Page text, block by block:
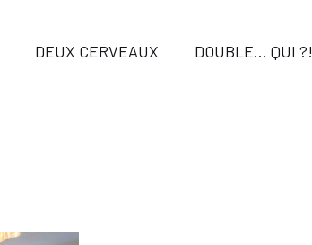
DEUX CERVEAUX DOUBLE… QUI ?!